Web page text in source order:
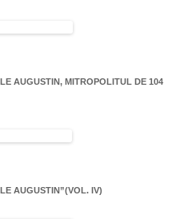
AUGUSTIN, MITROPOLITUL DE 104
AUGUSTIN”(VOL. IV)